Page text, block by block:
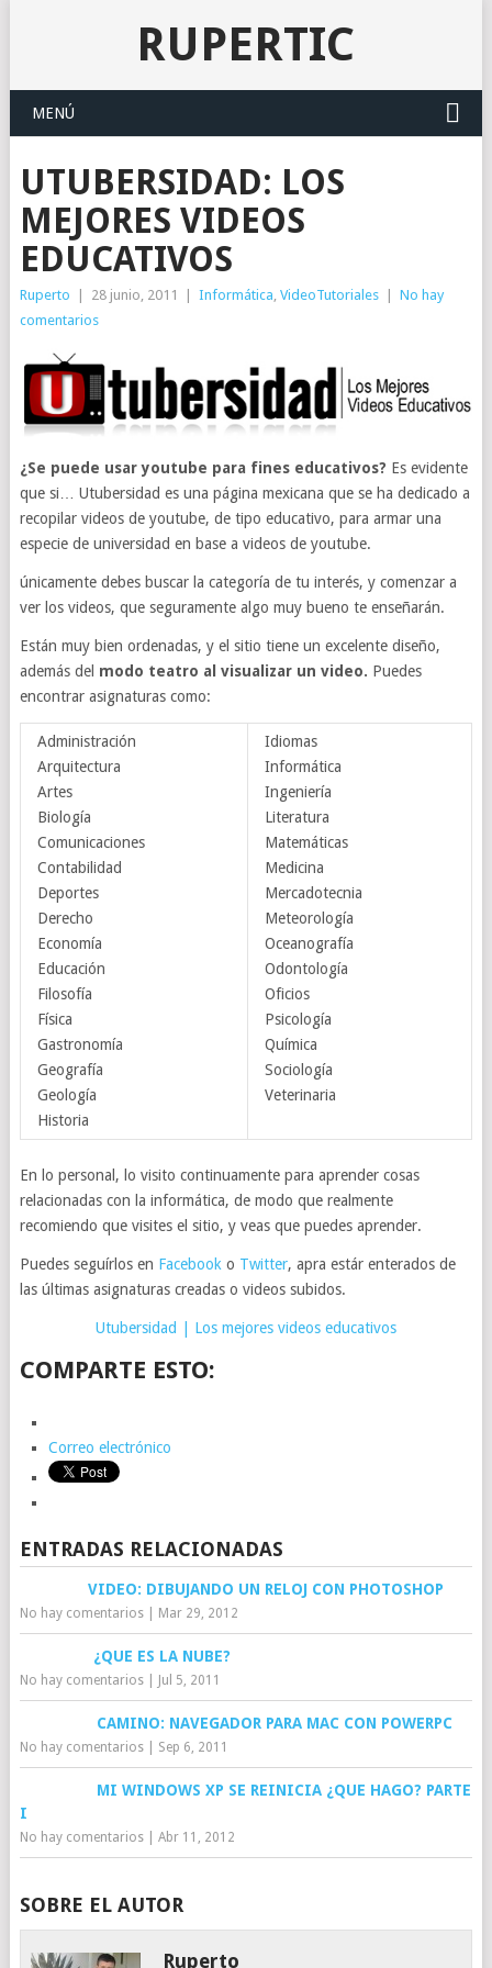
RUPERTIC
MENÚ
UTUBERSIDAD: LOS
MEJORES VIDEOS
EDUCATIVOS
Ruperto 28 junio, 2011 Informática, VideoTutoriales
No hay
comentarios
¿Se puede usar youtube para fines educativos? Es evidente
que si… Utubersidad es una página mexicana que se ha dedicado a
recopilar videos de youtube, de tipo educativo, para armar una
especie de universidad en base a videos de youtube.
únicamente debes buscar la categoría de tu interés, y comenzar a
ver los videos, que seguramente algo muy bueno te enseñarán.
Están muy bien ordenadas, y el sitio tiene un excelente diseño,
además del modo teatro al visualizar un video. Puedes
encontrar asignaturas como:
Administración
Arquitectura
Artes
Biología
Comunicaciones
Contabilidad
Deportes
Derecho
Economía
Educación
Filosofía
Física
Gastronomía
Geografía
Geología
Historia
Idiomas
Informática
Ingeniería
Literatura
Matemáticas
Medicina
Mercadotecnia
Meteorología
Oceanografía
Odontología
Oficios
Psicología
Química
Sociología
Veterinaria
En lo personal, lo visito continuamente para aprender cosas
relacionadas con la informática, de modo que realmente
recomiendo que visites el sitio, y veas que puedes aprender.
Puedes seguírlos en Facebook o Twitter, apra estár enterados de
las últimas asignaturas creadas o videos subidos.
Utubersidad | Los mejores videos educativos
COMPARTE ESTO:
Correo electrónico
ENTRADAS RELACIONADAS
VIDEO: DIBUJANDO UN RELOJ CON PHOTOSHOP
No hay comentarios| Mar 29, 2012
¿QUE ES LA NUBE?
No hay comentarios| Jul 5, 2011
CAMINO: NAVEGADOR PARA MAC CON POWERPC
No hay comentarios| Sep 6, 2011
MI WINDOWS XP SE REINICIA ¿QUE HAGO? PARTE
I
No hay comentarios| Abr 11, 2012
SOBRE EL AUTOR
Ruperto